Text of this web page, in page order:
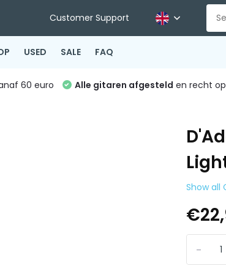
Customer Support
USED SALE FAQ
60 euro Alle gitaren afgesteld en recht
Show all
-